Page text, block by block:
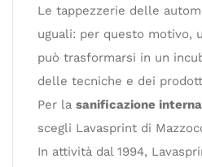
Le tappezzerie delle
uguali: per questo motivo,
può trasformarsi in un
delle tecniche e dei
Per la sanificazione
scegli Lavasprint di
In attività dal 1994,